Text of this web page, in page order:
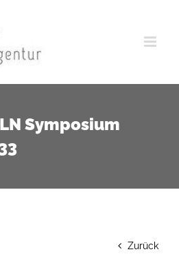
Symposium
Zurück